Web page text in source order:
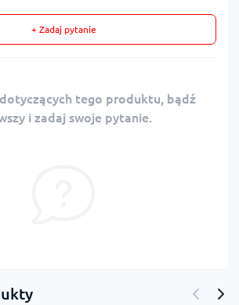
+ Zadaj pytanie
tego produktu, bądź
i zadaj swoje pytanie.